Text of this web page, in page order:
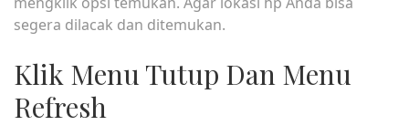
segera dilacak dan ditemukan.
Klik Menu Tutup Dan Menu
Refresh